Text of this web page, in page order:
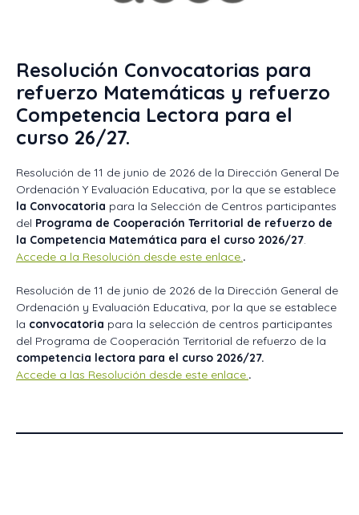
Resolución Convocatorias para
refuerzo Matemáticas y refuerzo
Competencia Lectora para el
curso 26/27.
Resolución de 11 de junio de 2026 de la Dirección General De
Ordenación Y Evaluación Educativa, por la que se establece
la Convocatoria para la Selección de Centros participantes
del Programa de Cooperación Territorial de refuerzo de
la Competencia Matemática para el curso 2026/27.
Accede a la Resolución desde este enlace..
Resolución de 11 de junio de 2026 de la Dirección General de
Ordenación y Evaluación Educativa, por la que se establece
la convocatoria para la selección de centros participantes
del Programa de Cooperación Territorial de refuerzo de la
competencia lectora para el curso 2026/27.
Accede a las Resolución desde este enlace..